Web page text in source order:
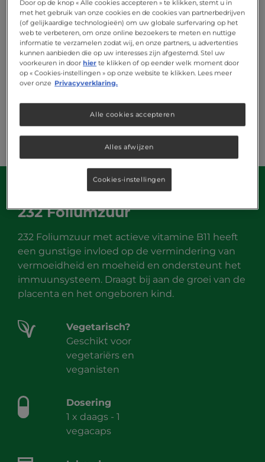
232 Foliumzuur
232 Foliumzuur met actieve vitamine B11 heeft
een gunstige invloed op de vermindering van
vermoeidheid en moeheid en ondersteunt het
immuunsysteem. Draagt bij aan de groei van de
placenta en het ongeboren kind.
Vegetarisch?
Geschikt voor
vegetariërs en
veganisten
Dosering
1 x daags - 1
vegacaps
Door op de knop « Alle cookies accepteren » te klikken, stemt u in
met het gebruik van onze cookies en de cookies van partnerbedrijven
(of gelijkaardige technologieën) om uw globale surfervaring op het
web te verbeteren, om onze online bezoekers te meten en nuttige
informatie te verzamelen zodat wij, en onze partners, u advertenties
kunnen aanbieden die op uw interesses zijn afgestemd. Stel uw
voorkeuren in doorhier te klikken of op eender welk moment door
op « Cookies-instellingen » op onze website te klikken. Lees meer
over onze Privacyverklaring.
Alles afwijzen
Alle cookies accepteren
Cookies-instellingen